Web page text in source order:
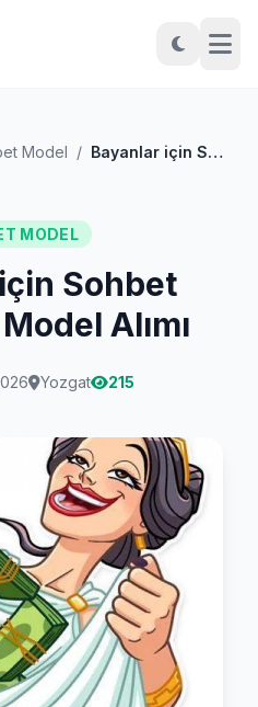
Model / Bayanlar için Sohbet operatörü Model Alı...
MODEL
Sohbet
Alımı
Yozgat 215